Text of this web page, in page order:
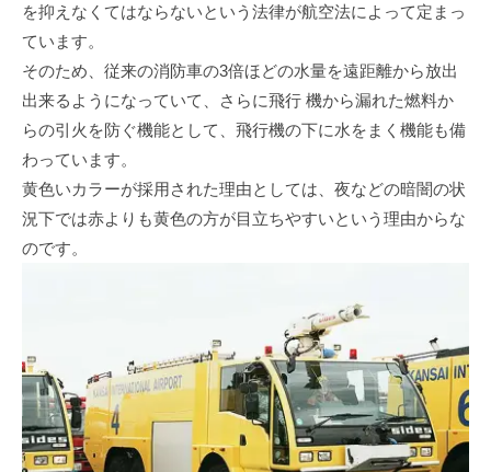
を抑えなくてはならないという法律が航空法によって定まっ
ています。
そのため、従来の消防車の3倍ほどの水量を遠距離から放出
出来るようになっていて、さらに飛行 機から漏れた燃料か
らの引火を防ぐ機能として、飛行機の下に水をまく機能も備
わっています。
黄色いカラーが採用された理由としては、夜などの暗闇の状
況下では赤よりも黄色の方が目立ちやすいという理由からな
のです。